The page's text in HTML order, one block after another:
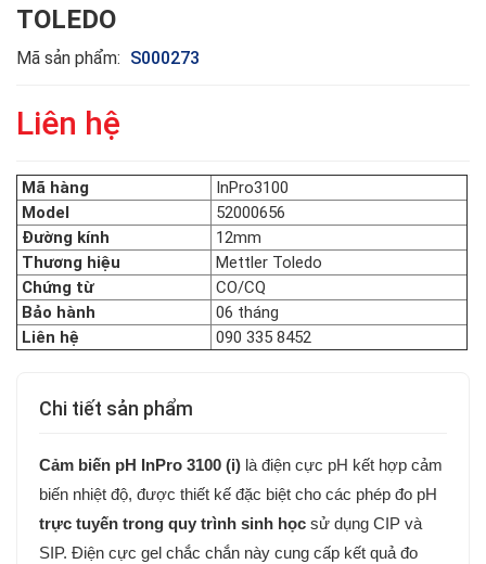
TOLEDO
Mã sản phẩm: S000273
Liên hệ
Mã hàng
InPro3100
Model
52000656
Đường kính
12mm
Thương hiệu
Mettler Toledo
Chứng từ
CO/CQ
Bảo hành
06 tháng
Liên hệ
090 335 8452
Chi tiết sản phẩm
Cảm biến pH InPro 3100 (i) là điện cực pH kết hợp cảm
biến nhiệt độ, được thiết kế đặc biệt cho các phép đo pH
trực tuyến trong quy trình sinh học sử dụng CIP và
SIP. Điện cực gel chắc chắn này cung cấp kết quả đo